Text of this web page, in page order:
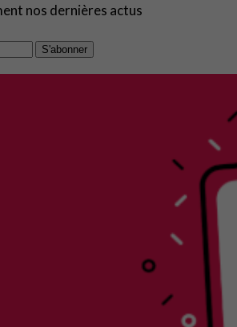
nos dernières actus
S'abonner